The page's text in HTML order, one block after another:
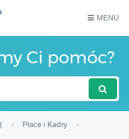
MENU
Ci pomóc?
Płace i Kadry